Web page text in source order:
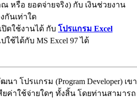
หรือ ยอดจ่ายจริง) กับ เงินช่วยงาน
กันเท่าใด
ปิดใช้งานได้ กับ โปรแกรม Excel
ใช้ได้กับ MS Excel 97 ได้
า โปรแกรม (Program Developer) เขา
ค่าใช้จ่ายใดๆ ทั้งสิ้น โดยท่านสามารถ